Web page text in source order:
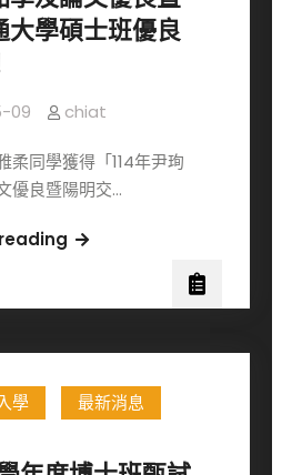
學
獎
單
大學碩士班優良
09 chiat
柔同學獲得「114年尹珣
優良暨陽明交…
賀
雅
同
獲
學 最新消息